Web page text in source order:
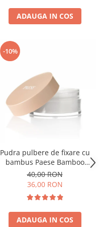
ADAUGA IN COS
-10%
Pudra pulbere de fixare cu
bambus Paese Bamboo
Powder - 5g
40,00 RON
36,00 RON
ADAUGA IN COS